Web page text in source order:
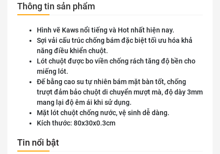
Thông tin sản phẩm
Hình vẽ Kaws nổi tiếng và Hot nhất hiện nay.
Sợi vải cấu trúc chống bám đặc biệt tối ưu hóa khả
năng điều khiển chuột.
Lót chuột được bo viền chống rách tăng độ bền cho
miếng lót.
Đế bằng cao su tự nhiên bám mặt bàn tốt, chống
trượt đảm bảo chuột di chuyển mượt mà, độ dày 3mm
mang lại độ êm ái khi sử dụng.
Mặt lót chuột chống nước, vệ sinh dễ dàng.
Kích thước: 80x30x0.3cm
Tin nổi bật